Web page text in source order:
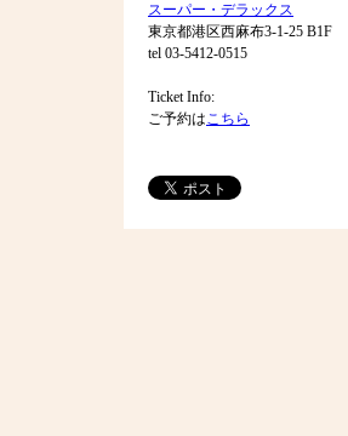
スーパー・デラックス
東京都港区西麻布3-1-25 B1F
tel 03-5412-0515
Ticket Info:
ご予約はこちら